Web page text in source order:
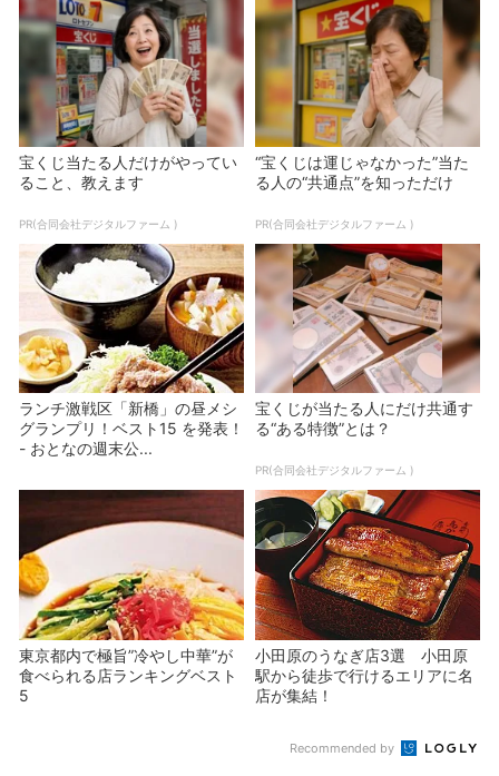
宝くじ当たる人だけがやってい
ること、教えます
PR(合同会社デジタルファーム )
“宝くじは運じゃなかった”当た
る人の“共通点”を知っただけ
PR(合同会社デジタルファーム )
ランチ激戦区「新橋」の昼メシ
グランプリ！ベスト15 を発表！
- おとなの週末公...
宝くじが当たる人にだけ共通す
る“ある特徴”とは？
PR(合同会社デジタルファーム )
東京都内で極旨”冷やし中華”が
食べられる店ランキングベスト
5
小田原のうなぎ店3選 小田原
駅から徒歩で行けるエリアに名
店が集結！
Recommended by